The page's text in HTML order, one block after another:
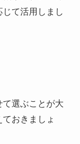
て活用しまし
選ぶことが大
おきましょ